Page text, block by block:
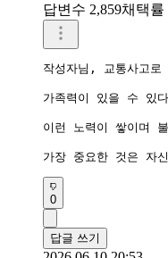
답변수 2,859채택률
작성자님, 교통사고
가족력이 있을 수 있
이런 노력이 쌓이며
가장 중요한 것은 자
0
답글 쓰기